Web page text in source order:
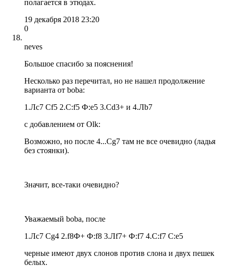
полагается в этюдах.
19 декабря 2018 23:20
0
neves
Большое спасибо за пояснения!
Несколько раз перечитал, но не нашел продолжение
варианта от boba:
1.Лc7 Сf5 2.С:f5 Ф:e5 3.Сd3+ и 4.Лb7
с добавлением от Olk:
Возможно, но после 4...Сg7 там не все очевидно (ладья
без стоянки).
Значит, все-таки очевидно?
Уважаемый boba, после
1.Лc7 Сg4 2.f8Ф+ Ф:f8 3.Лf7+ Ф:f7 4.С:f7 С:e5
черные имеют двух слонов против слона и двух пешек
белых.